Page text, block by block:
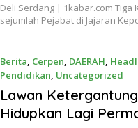
Deli Serdang | 1kabar.com Tiga
sejumlah Pejabat di Jajaran
Berita, Cerpen, DAERAH,
Pendidikan, Uncategorized
Agustus 8, 2026
Lawan
Hidupkan Lagi